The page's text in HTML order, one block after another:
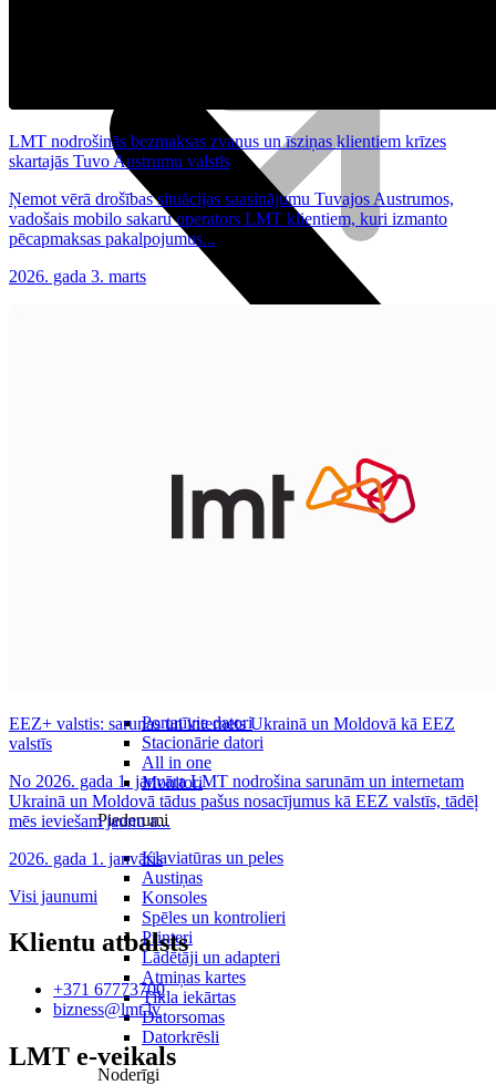
Portatīvie datori
Stacionārie datori
All in one
Monitori
Piederumi
Klaviatūras un peles
Austiņas
Konsoles
Spēles un kontrolieri
Printeri
Lādētāji un adapteri
Atmiņas kartes
Tīkla iekārtas
Datorsomas
Datorkrēsli
Noderīgi
LMT nodrošinās bezmaksas zvanus un īsziņas klientiem krīzes
skartajās Tuvo Austrumu valstīs
Ņemot vērā drošības situācijas saasinājumu Tuvajos Austrumos,
vadošais mobilo sakaru operators LMT klientiem, kuri izmanto
pēcapmaksas pakalpojumus...
2026. gada 3. marts
EEZ+ valstis: sarunas un internets Ukrainā un Moldovā kā EEZ
valstīs
No 2026. gada 1. janvāra LMT nodrošina sarunām un internetam
Ukrainā un Moldovā tādus pašus nosacījumus kā EEZ valstīs, tādēļ
mēs ieviešam jaunu a...
2026. gada 1. janvāris
Visi jaunumi
Klientu atbalsts
+371 67773700
bizness@lmt.lv
LMT e-veikals